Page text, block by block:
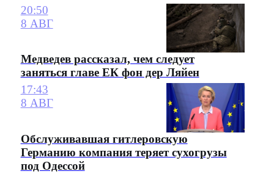
20:50
8 АВГ
Медведев рассказал, чем следует
заняться главе ЕК фон дер Ляйен
17:43
8 АВГ
Обслуживавшая гитлеровскую
Германию компания теряет сухогрузы
под Одессой